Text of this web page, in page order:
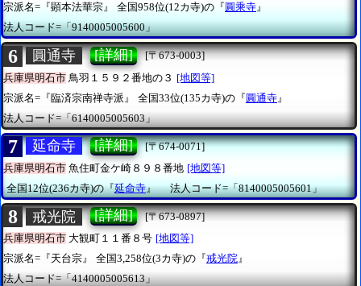
宗派名=『顕本法華宗』
全国958位(12カ寺)の『 圓乘寺』
法人コード=「9140005005600」
6 圓通寺 [詳細]
[〒673-0003]
兵庫県明石市 鳥羽１５９２番地の３ [地図等]
宗派名=『臨済宗南禅寺派』
全国33位(135カ寺)の『圓通寺 』
法人コード=「6140005005603」
7 延命寺 [詳細]
[〒674-0071]
兵庫県明石市 魚住町金ケ崎８９８番地 [地図等]
全国12位(236カ寺)の『延命寺』 法人コード=「8140005005601」
8 戒光院 [詳細]
[〒673-0897]
兵庫県明石市 大観町１１番８号 [地図等]
宗派名=『天台宗』
全国3,258位(3カ寺)の『戒光院』
法人コード=「4140005005613」